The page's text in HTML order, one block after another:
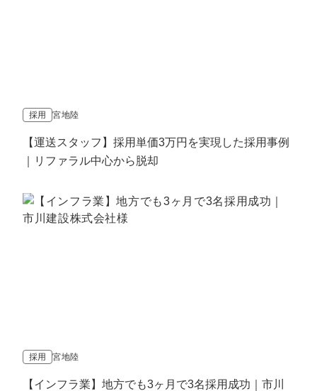
採用 宮地陸
【運送スタッフ】採用単価3万円を実現した採用事例
｜リファラル中心から脱却
採用 宮地陸
【インフラ業】地方でも3ヶ月で3名採用成功｜市川